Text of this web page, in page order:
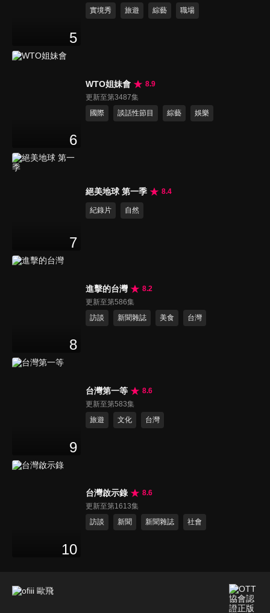
5
實境秀
旅遊 綜藝 職場
6
WTO姐妹會
8.9
更新至第3487集
國際
談話性節目 綜藝 娛樂
7
絕美地球 第一季 8.4
紀錄片 自然
8
進擊的台灣
8.2
更新至第586集
訪談
新聞雜誌 美食 台灣
9
台灣第一等
8.6
更新至第583集
旅遊
文化 台灣
10
台灣啟示錄
8.6
更新至第1613集
訪談
新聞 新聞雜誌 社會